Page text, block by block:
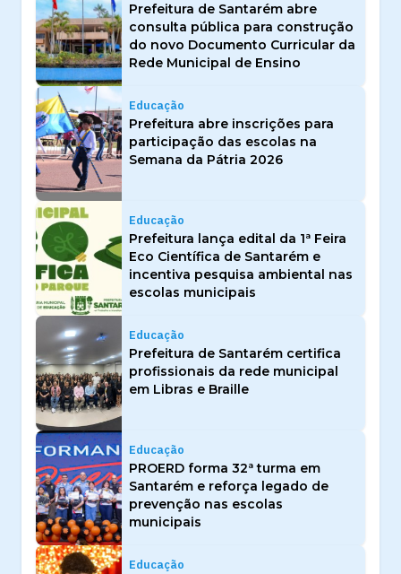
Prefeitura de Santarém abre
consulta pública para construção
do novo Documento Curricular da
Rede Municipal de Ensino
Educação
Prefeitura abre inscrições para
participação das escolas na
Semana da Pátria 2026
Educação
Prefeitura lança edital da 1ª Feira
Eco Científica de Santarém e
incentiva pesquisa ambiental nas
escolas municipais
Educação
Prefeitura de Santarém certifica
profissionais da rede municipal
em Libras e Braille
Educação
PROERD forma 32ª turma em
Santarém e reforça legado de
prevenção nas escolas
municipais
Educação